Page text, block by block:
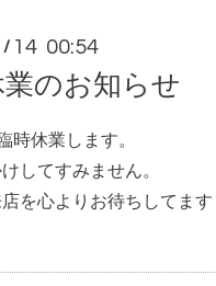
/ 14 00:54
業のお知らせ
時休業します。
してすみません。
を心よりお待ちしてます